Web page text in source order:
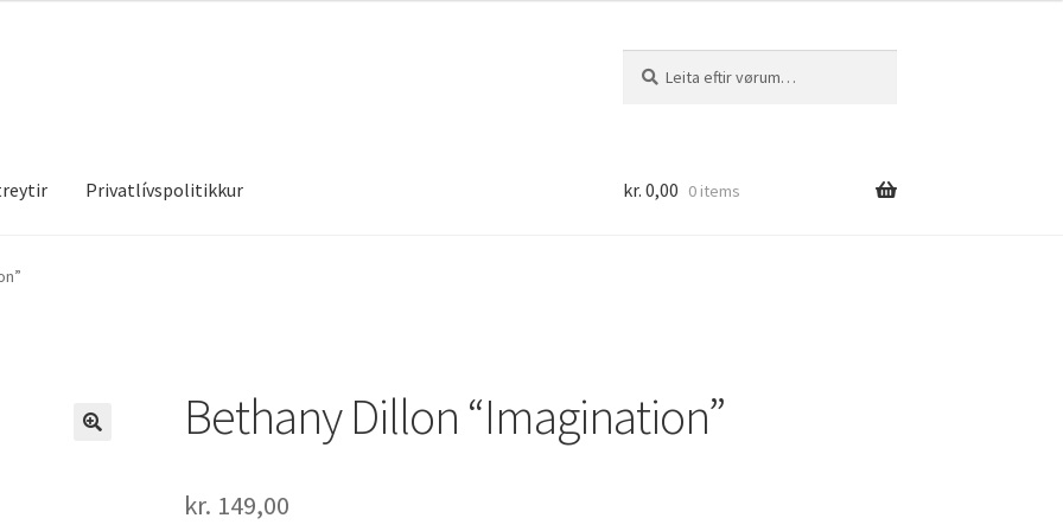
eftir:
Privatlívspolitikkur kr. 0,00 0 items
Bethany Dillon “Imagination”
kr. 149,00